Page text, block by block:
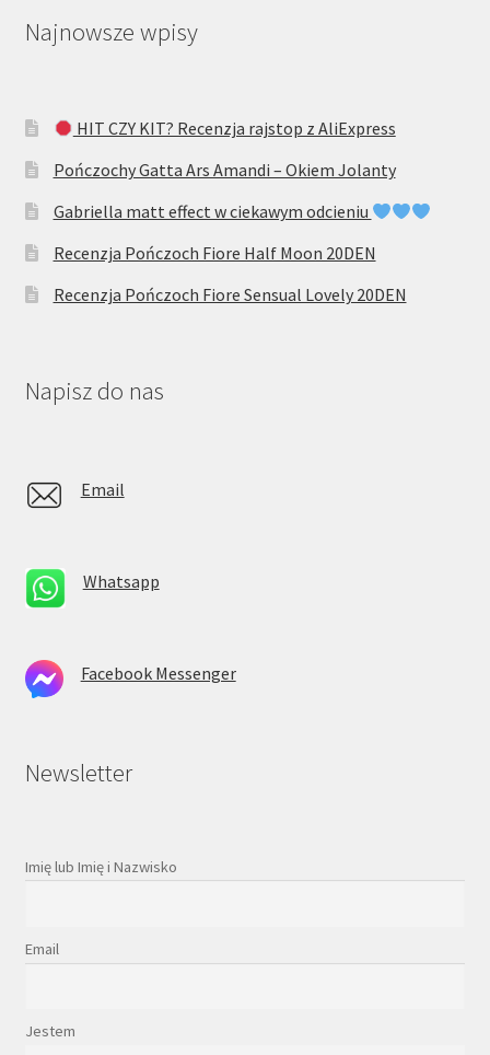
Najnowsze wpisy
HIT CZY KIT? Recenzja rajstop z AliExpress
Pończochy Gatta Ars Amandi – Okiem Jolanty
Gabriella matt effect w ciekawym odcieniu
Recenzja Pończoch Fiore Half Moon 20DEN
Recenzja Pończoch Fiore Sensual Lovely 20DEN
Napisz do nas
Email
Whatsapp
Facebook Messenger
Newsletter
Imię lub Imię i Nazwisko
Email
Jestem